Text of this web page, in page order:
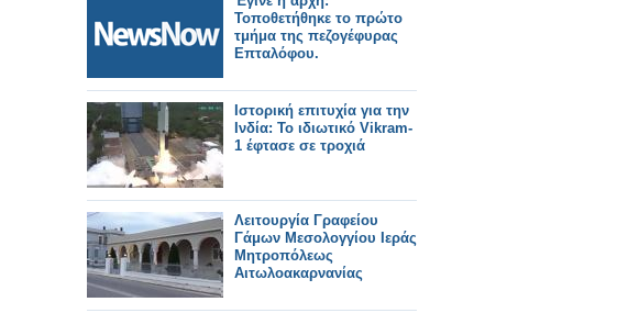
Τοποθετήθηκε το πρώτο
τμήμα της πεζογέφυρας
Επταλόφου.
Ιστορική επιτυχία για την
Ινδία: Το ιδιωτικό Vikram-
1 έφτασε σε τροχιά
Λειτουργία Γραφείου
Γάμων Μεσολογγίου Ιεράς
Μητροπόλεως
Αιτωλοακαρνανίας